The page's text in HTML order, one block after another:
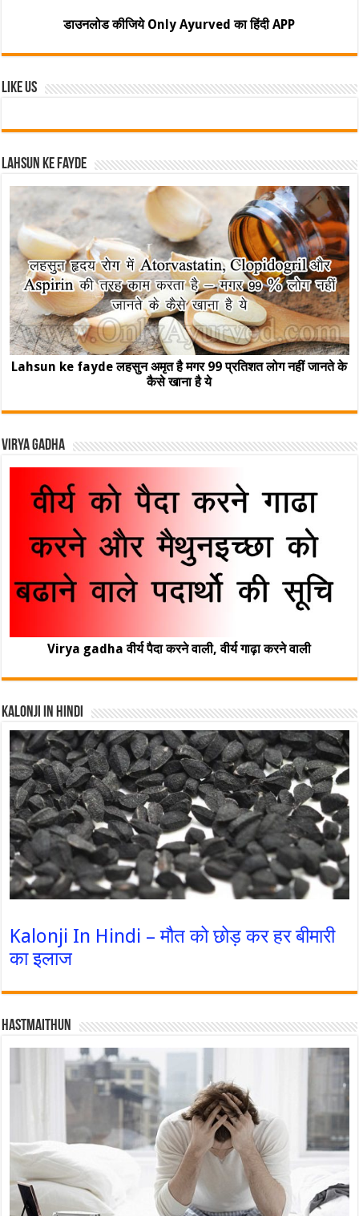
डाउनलोड कीजिये Only Ayurved का हिंदी APP
Like Us
Lahsun ke fayde
Lahsun ke fayde लहसुन अमृत है मगर 99 प्रतिशत लोग नहीं जानते के
कैसे खाना है ये
Virya Gadha
Virya gadha वीर्य पैदा करने वाली, वीर्य गाढ़ा करने वाली
Kalonji In Hindi
Kalonji In Hindi – मौत को छोड़ कर हर बीमारी
का इलाज
Hastmaithun